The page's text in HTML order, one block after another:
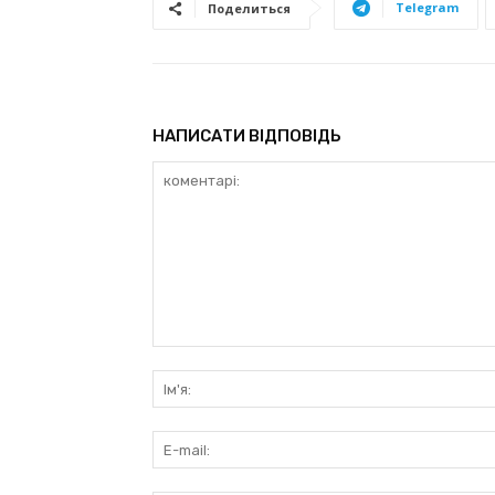
Поделиться Telegram
НАПИСАТИ ВІДПОВІДЬ